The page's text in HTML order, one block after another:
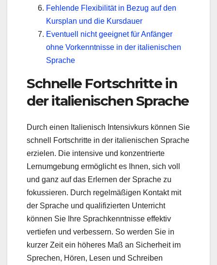
Fehlende Flexibilität in Bezug auf den
Kursplan und die Kursdauer
Eventuell nicht geeignet für Anfänger
ohne Vorkenntnisse in der italienischen
Sprache
Schnelle Fortschritte in
der italienischen Sprache
Durch einen Italienisch Intensivkurs können Sie
schnell Fortschritte in der italienischen Sprache
erzielen. Die intensive und konzentrierte
Lernumgebung ermöglicht es Ihnen, sich voll
und ganz auf das Erlernen der Sprache zu
fokussieren. Durch regelmäßigen Kontakt mit
der Sprache und qualifizierten Unterricht
können Sie Ihre Sprachkenntnisse effektiv
vertiefen und verbessern. So werden Sie in
kurzer Zeit ein höheres Maß an Sicherheit im
Sprechen, Hören, Lesen und Schreiben